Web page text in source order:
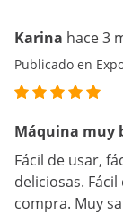
Karina hace 3
Publicado en
Máquina muy
Fácil de usar,
deliciosas.
compra. Muy